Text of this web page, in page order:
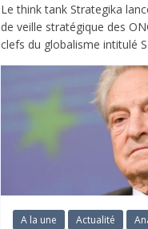
Le think tank Strategika
de veille stratégique des
clefs du globalisme intitulé
A la une Actualité